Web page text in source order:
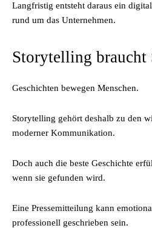
Langfristig entsteht daraus ein
rund um das Unternehmen.
Storytelling braucht
Geschichten bewegen Menschen.
Storytelling gehört deshalb zu den
moderner Kommunikation.
Doch auch die beste Geschichte
wenn sie gefunden wird.
Eine Pressemitteilung kann
professionell geschrieben sein.